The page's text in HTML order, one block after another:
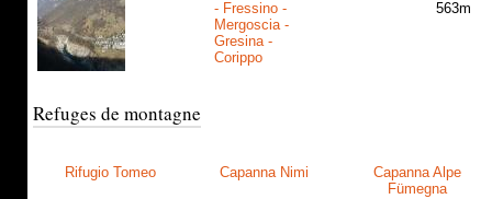
- Fressino -
Mergoscia -
Gresina -
Corippo
563m
Refuges de montagne
Rifugio Tomeo Capanna Nimi
Capanna Alpe
Fümegna